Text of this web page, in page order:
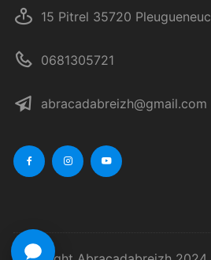
15 Pitrel 35720 Pleugueneuc
0681305721
abracadabreizh@gmail.com